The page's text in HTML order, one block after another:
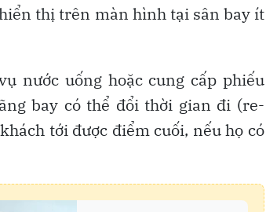
thị trên màn hình tại sân bay ít
nước uống hoặc cung cấp phiếu
bay có thể đổi thời gian đi (re-
tới được điểm cuối, nếu họ có